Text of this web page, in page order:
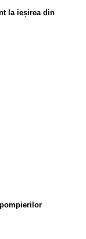
la ieșirea din